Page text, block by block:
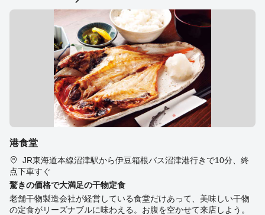
港食堂
JR東海道本線沼津駅から伊豆箱根バス沼津港行きで10分、終
点下車すぐ
驚きの価格で大満足の干物定食
老舗干物製造会社が経営している食堂だけあって、美味しい干物
の定食がリーズナブルに味わえる。お腹を空かせて来店しよう。